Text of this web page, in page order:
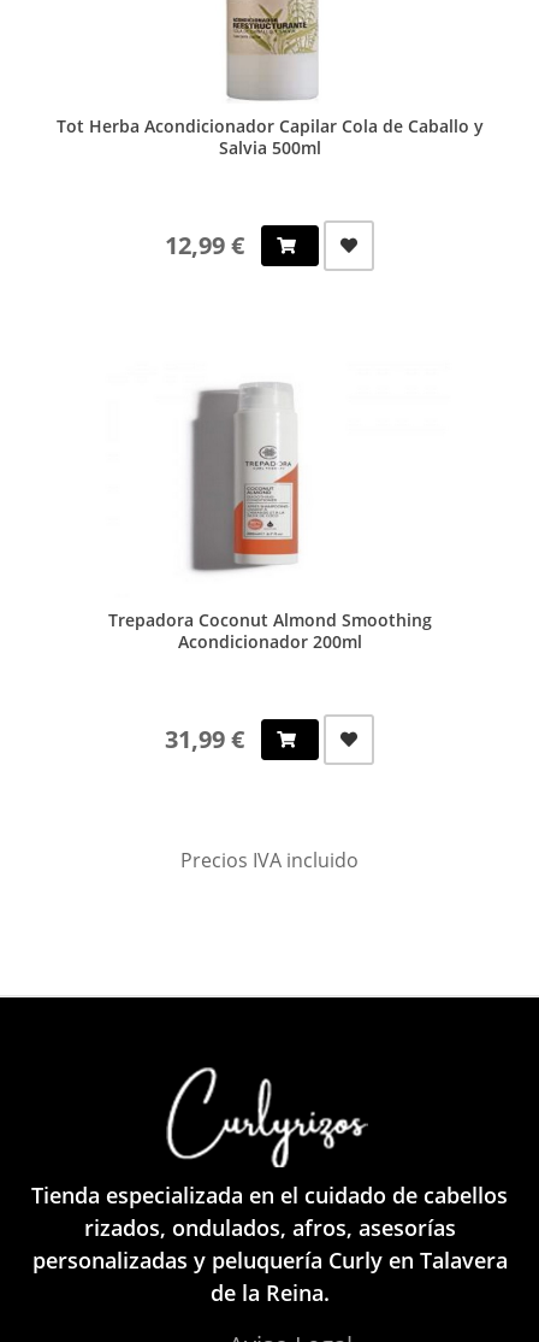
Tot Herba Acondicionador Capilar Cola de Caballo y
Salvia 500ml
12,99 €
Trepadora Coconut Almond Smoothing
Acondicionador 200ml
31,99 €
Precios IVA incluido
Tienda especializada en el cuidado de cabellos
rizados, ondulados, afros, asesorías
personalizadas y peluquería Curly en Talavera
de la Reina.